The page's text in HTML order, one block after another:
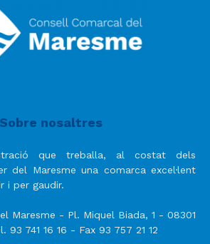
Sobre nosaltres
que treballa, al costat dels
del Maresme una comarca excel·lent
i per gaudir.
Maresme - Pl. Miquel Biada, 1 - 08301
93 741 16 16 - Fax 93 757 21 12